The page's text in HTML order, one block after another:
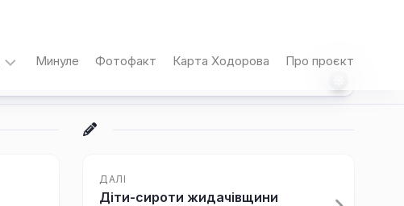
Минуле Фотофакт Карта Ходорова Про проєкт
ДАЛІ
Діти-сироти жидачівщини